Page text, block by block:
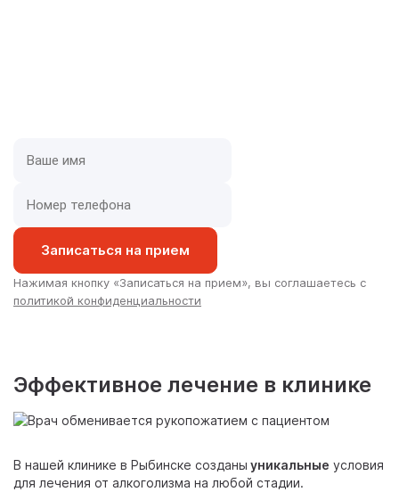
Записаться на прием
Нажимая кнопку «Записаться на прием», вы соглашаетесь с
политикой конфиденциальности
Эффективное лечение в клинике
В нашей клинике в Рыбинске созданы уникальные условия
для лечения от алкоголизма на любой стадии.